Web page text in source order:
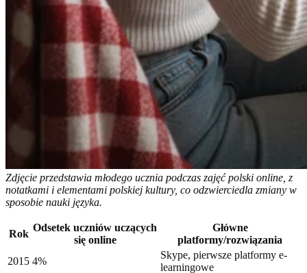
Zdjęcie przedstawia młodego ucznia podczas zajęć polski online, z
notatkami i elementami polskiej kultury, co odzwierciedla zmiany w
sposobie nauki języka.
Rok
Odsetek uczniów uczących
się online
Główne
platformy/rozwiązania
2015 4%
Skype, pierwsze platformy e-
learningowe